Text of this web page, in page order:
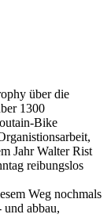
über die
1300
Bike
Jahr Walter Rist
reibungslos
Weg nochmals
abbau,